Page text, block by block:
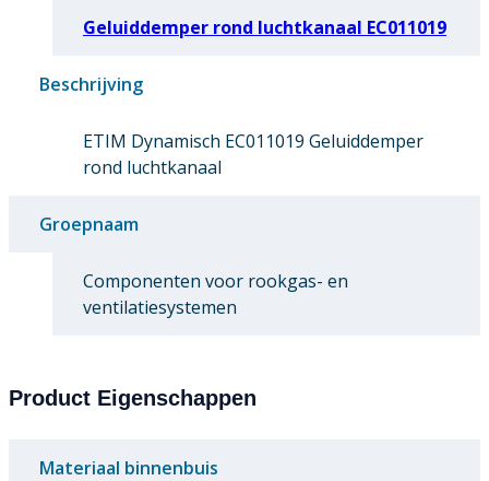
Geluiddemper rond luchtkanaal EC011019
Beschrijving
ETIM Dynamisch EC011019 Geluiddemper
rond luchtkanaal
Groepnaam
Componenten voor rookgas- en
ventilatiesystemen
Product Eigenschappen
Materiaal binnenbuis